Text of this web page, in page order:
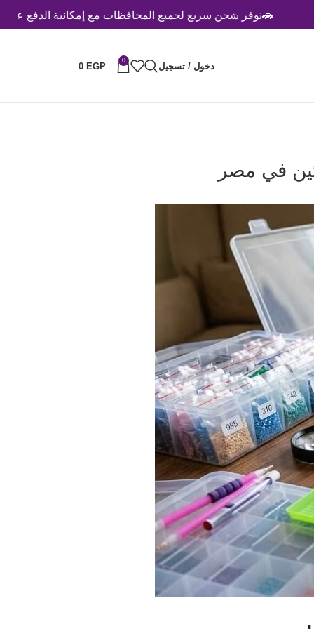
سريع لجميع المحافظات مع إمكانية الدفع عند الاستلام 🚗
دخول / تسجيل
0
0 EGP